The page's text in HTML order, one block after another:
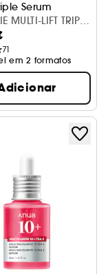
Serum
MULTI-LIFT TRIPLE
71
em 2 formatos